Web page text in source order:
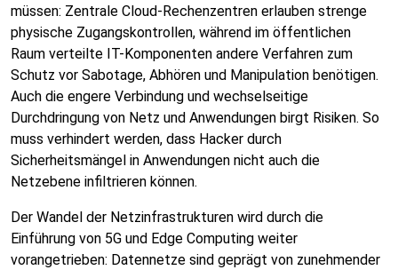
müssen: Zentrale Cloud-Rechenzentren erlauben strenge
physische Zugangskontrollen, während im öffentlichen
Raum verteilte IT-Komponenten andere Verfahren zum
Schutz vor Sabotage, Abhören und Manipulation benötigen.
Auch die engere Verbindung und wechselseitige
Durchdringung von Netz und Anwendungen birgt Risiken. So
muss verhindert werden, dass Hacker durch
Sicherheitsmängel in Anwendungen nicht auch die
Netzebene infiltrieren können.
Der Wandel der Netzinfrastrukturen wird durch die
Einführung von 5G und Edge Computing weiter
vorangetrieben: Datennetze sind geprägt von zunehmender